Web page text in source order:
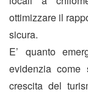
ottimizzare il
sicura.
E’ quanto
evidenzia
crescita del